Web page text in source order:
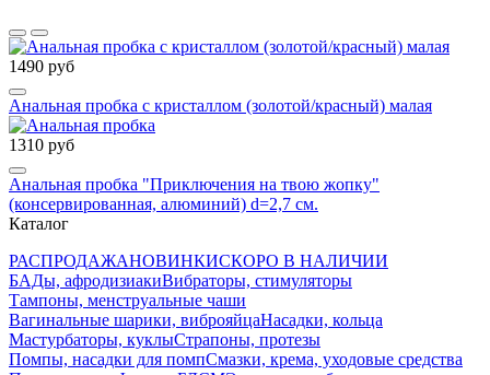
1490 руб
Анальная пробка с кристаллом (золотой/красный) малая
1310 руб
Анальная пробка "Приключения на твою жопку"
(консервированная, алюминий) d=2,7 см.
Каталог
РАСПРОДАЖАНОВИНКИСКОРО В НАЛИЧИИ
БАДы, афродизиакиВибраторы, стимуляторы
Тампоны, менструальные чаши
Вагинальные шарики, виброяйцаНасадки, кольца
Мастурбаторы, куклыСтрапоны, протезы
Помпы, насадки для помпСмазки, крема, уходовые средства